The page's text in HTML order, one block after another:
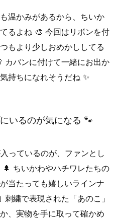
温かみがあるから、ちいか
るよね 🎨 今回はリボンを付
もより少しおめかししてる
カバンに付けて一緒にお出か
持ちになれそうだね ✨
いるのが気になる 🐾
っているのが、ファンとし
ちいかわやハチワレたちの
当たっても嬉しいラインナ
繍で表現された「あのこ」
、実物を手に取って確かめ